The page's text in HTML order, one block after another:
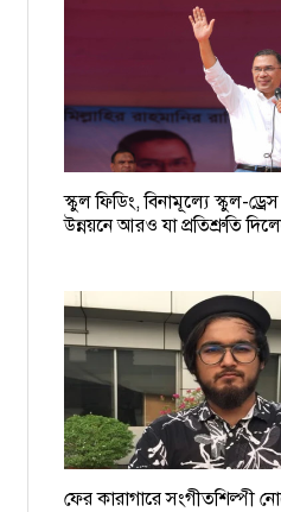
বিমানবন্দরে আটক বাধ্যতামূলক
চাঁদাবাজের তালিকা হচ্ছে, দুই-
১৯ বাংলাদেশি নাবিকের বিরুদ্ধে
ময়মনসিংহের সমন্বয়ক আশিকুরকে
স্কুল ফিডিং, বিনামূল্যে স্কুল-
উন্নয়নে আরও যা প্রতিশ্রুতি দিলেন
ফের কারাগারে সংগীতশিল্পী